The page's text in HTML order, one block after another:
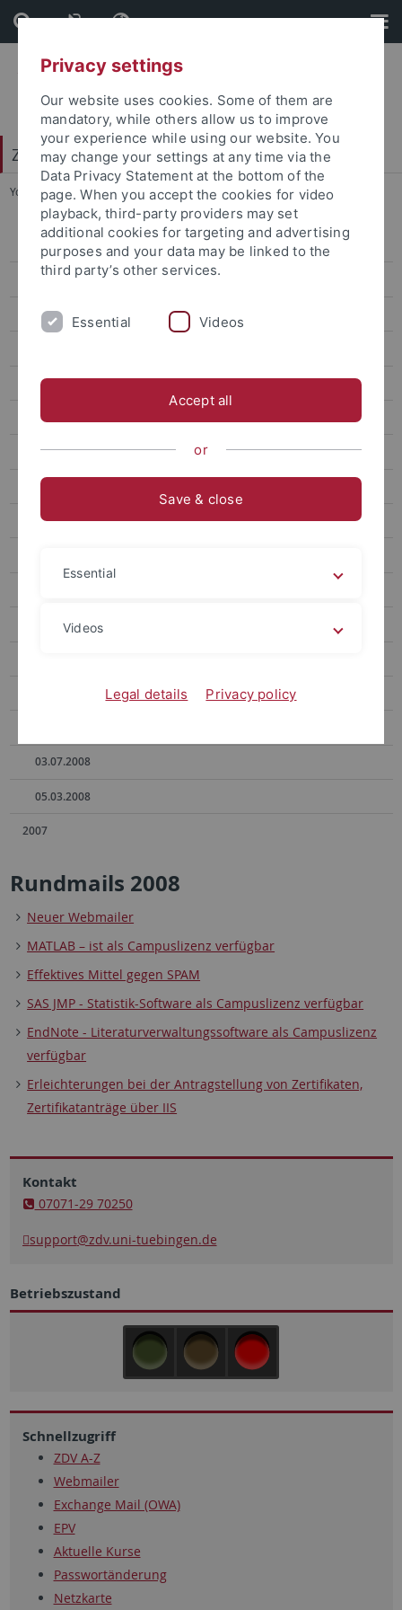
Skip
to
content
Skip
to
footer
Zentrum für Datenverarbeitung (ZDV)
You are here: Startseite ... 2008
2019
2018
2017
2015
2014
2013
2012
2011
31.10.2008
03.07.2008
05.03.2008
2007
Rundmails 2008
Neuer Webmailer
MATLAB – ist als Campuslizenz verfügbar
Effektives Mittel gegen SPAM
SAS JMP - Statistik-Software als Campuslizenz verfügbar
EndNote - Literaturverwaltungssoftware als Campuslizenz
verfügbar
Erleichterungen bei der Antragstellung von Zertifikaten,
Zertifikatanträge über IIS
Kontakt
07071-29 70250
support@zdv.uni-tuebingen.de
Betriebszustand
Schnellzugriff
ZDV A-Z
Webmailer
Exchange Mail (OWA)
EPV
Aktuelle Kurse
Passwortänderung
Netzkarte
Privacy settings
Our website uses cookies. Some of them are
mandatory, while others allow us to improve
your experience while using our website. You
may change your settings at any time via the
Data Privacy Statement at the bottom of the
page. When you accept the cookies for video
playback, third-party providers may set
additional cookies for targeting and advertising
purposes and your data may be linked to the
third party’s other services.
Essential Videos
Accept all
or
Save & close
Essential
Videos
Legal details Privacy policy